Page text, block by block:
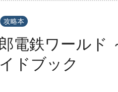
攻略本
電鉄ワール
ドブック